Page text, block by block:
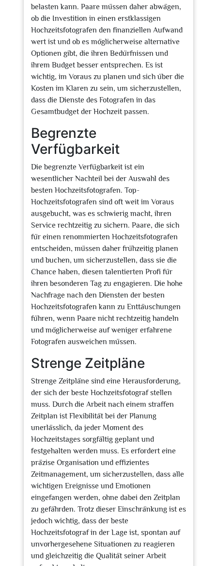
belasten kann. Paare müssen daher abwägen,
ob die Investition in einen erstklassigen
Hochzeitsfotografen den finanziellen Aufwand
wert ist und ob es möglicherweise alternative
Optionen gibt, die ihren Bedürfnissen und
ihrem Budget besser entsprechen. Es ist
wichtig, im Voraus zu planen und sich über die
Kosten im Klaren zu sein, um sicherzustellen,
dass die Dienste des Fotografen in das
Gesamtbudget der Hochzeit passen.
Begrenzte
Verfügbarkeit
Die begrenzte Verfügbarkeit ist ein
wesentlicher Nachteil bei der Auswahl des
besten Hochzeitsfotografen. Top-
Hochzeitsfotografen sind oft weit im Voraus
ausgebucht, was es schwierig macht, ihren
Service rechtzeitig zu sichern. Paare, die sich
für einen renommierten Hochzeitsfotografen
entscheiden, müssen daher frühzeitig planen
und buchen, um sicherzustellen, dass sie die
Chance haben, diesen talentierten Profi für
ihren besonderen Tag zu engagieren. Die hohe
Nachfrage nach den Diensten der besten
Hochzeitsfotografen kann zu Enttäuschungen
führen, wenn Paare nicht rechtzeitig handeln
und möglicherweise auf weniger erfahrene
Fotografen ausweichen müssen.
Strenge Zeitpläne
Strenge Zeitpläne sind eine Herausforderung,
der sich der beste Hochzeitsfotograf stellen
muss. Durch die Arbeit nach einem straffen
Zeitplan ist Flexibilität bei der Planung
unerlässlich, da jeder Moment des
Hochzeitstages sorgfältig geplant und
festgehalten werden muss. Es erfordert eine
präzise Organisation und effizientes
Zeitmanagement, um sicherzustellen, dass alle
wichtigen Ereignisse und Emotionen
eingefangen werden, ohne dabei den Zeitplan
zu gefährden. Trotz dieser Einschränkung ist es
jedoch wichtig, dass der beste
Hochzeitsfotograf in der Lage ist, spontan auf
unvorhergesehene Situationen zu reagieren
und gleichzeitig die Qualität seiner Arbeit